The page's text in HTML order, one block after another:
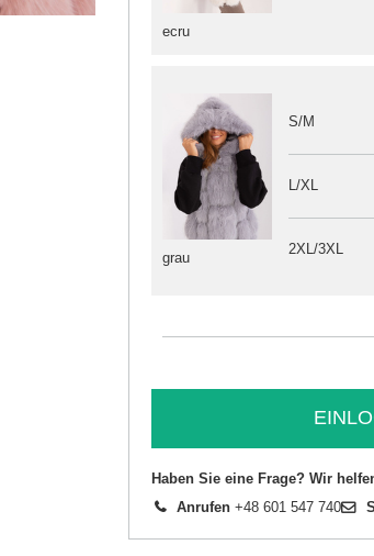
ecru
grau
S/M
L/XL
2XL/3XL
Haben Sie eine Frage? Wir
Anrufen +48 601 547 740